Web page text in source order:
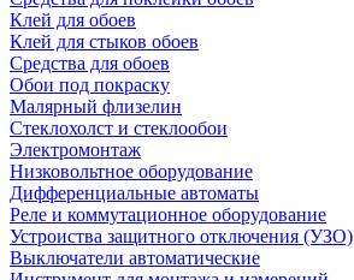
Клей для обоев
Клей для стыков обоев
Средства для обоев
Обои под покраску
Малярный флизелин
Стеклохолст и стеклообои
Электромонтаж
Низковольтное оборудование
Дифференциальные автоматы
Реле и коммутационное оборудование
Устроиства защитного отключения (УЗО)
Выключатели автоматические